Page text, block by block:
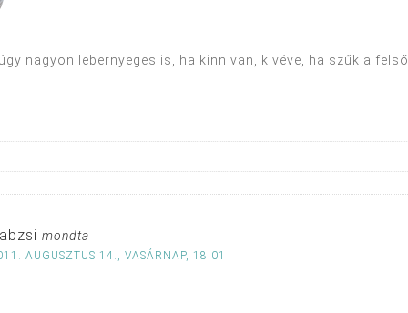
nagyon lebernyeges is, ha kinn van, kivéve, ha szűk a felső.
mondta
AUGUSZTUS 14., VASÁRNAP, 18:01